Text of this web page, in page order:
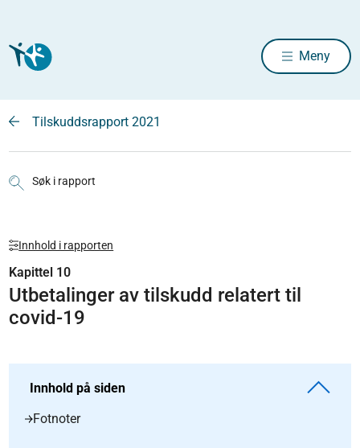
Meny
Tilskuddsrapport 2021
Søk i rapport
Innhold i rapporten
Kapittel 10
Utbetalinger av tilskudd relatert til
covid-19
Innhold på siden
Fotnoter